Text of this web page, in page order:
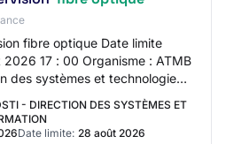
fibre optique Date limite
17 : 00 Organisme : ATMB
des systèmes et technologie
- DIRECTION DES SYSTÈMES ET
Date limite: 28 août 2026